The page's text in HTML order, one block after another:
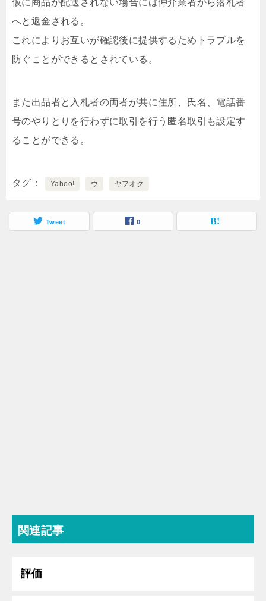
仮に商品が配送されない場合には仲介業者から落札者
へと返金される。
これによりお互いが確認後に提供するためトラブルを
防ぐことができるとされている。
また出品者と入札者の両者が共に住所、氏名、電話番
号のやりとりを行わずに取引を行う匿名取引も設定す
ることができる。
タグ Yahoo! ウ ヤフオク
Tweet 0
関連記事
評価